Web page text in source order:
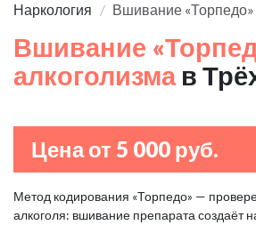
Наркология Вшивание «Торпедо»
Вшивание
алкоголизма в
Цена от 5 000 руб.
Метод кодирования «Торпедо» —
алкоголя: вшивание препарата создаёт